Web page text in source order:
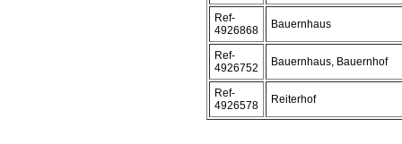
Ref-
4926868
Bauernhaus
Ref-
4926752
Bauernhaus, Bauernhof
Ref-
4926578
Reiterhof